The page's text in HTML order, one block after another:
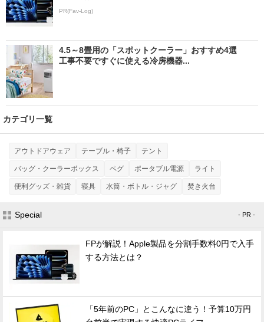
PR(Fav-Log)
4.5～8畳用の「スポットクーラー」おすすめ4選
工事不要ですぐに使える冷房機器...
カテゴリ一覧
アウトドアウェア テーブル・椅子 テント
バッグ・クーラーボックス ペグ ポータブル電源 ライト
便利グッズ・雑貨 寝具 水筒・ボトル・ジャグ 焚き火台
Special - PR -
FPが解説！Apple製品を分割手数料0円で入手
する方法とは？
「5年前のPC」とこんなに違う！予算10万円